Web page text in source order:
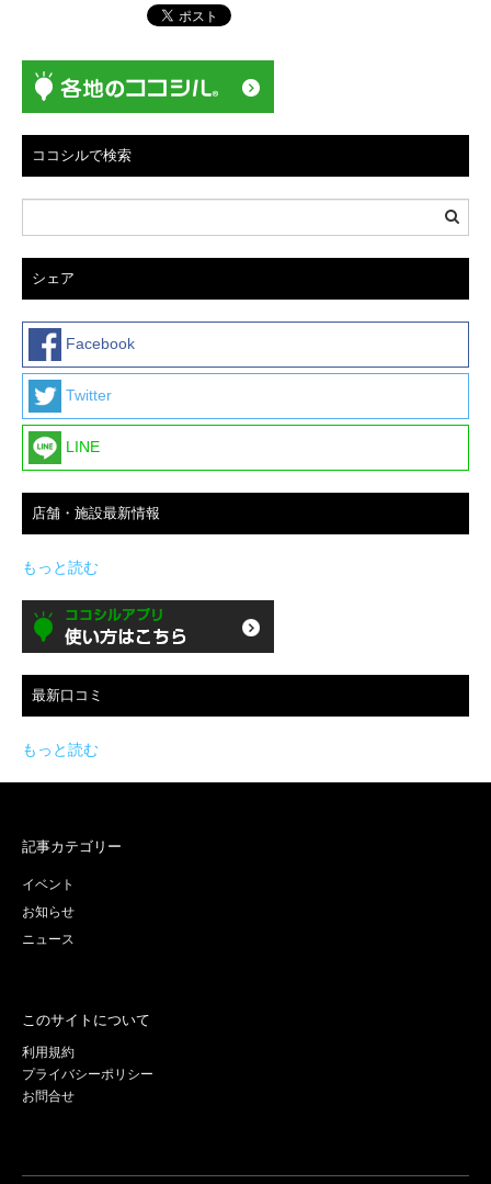
ココシルで検索
シェア
Facebook
Twitter
LINE
店舗・施設最新情報
もっと読む
最新口コミ
もっと読む
記事カテゴリー
イベント
お知らせ
ニュース
このサイトについて
利用規約
プライバシーポリシー
お問合せ